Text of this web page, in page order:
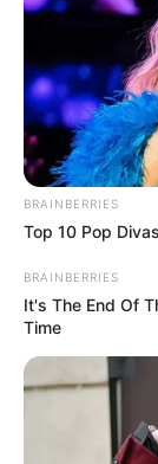
BRAINBERRIES
Top 10 Pop
BRAINBERRIES
It's The End Of
Time